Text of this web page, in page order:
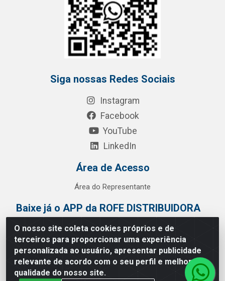
O nosso site coleta cookies próprios e de
terceiros para proporcionar uma experiência
personalizada ao usuário, apresentar publicidade
relevante de acordo com o seu perfil e melhorar a
qualidade do nosso site.
Siga nossas Redes Sociais
Instagram
Facebook
YouTube
LinkedIn
Área de Acesso
Área do Representante
Baixe já o APP da ROFE DISTRIBUIDORA